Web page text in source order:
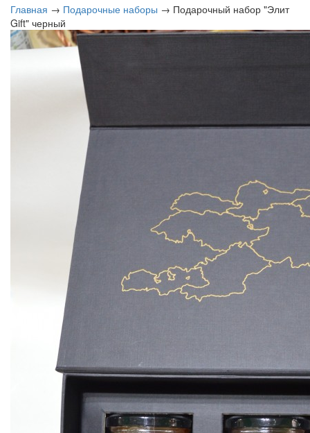
Главная → Подарочные наборы → Подарочный набор "Элит
Gift" черный